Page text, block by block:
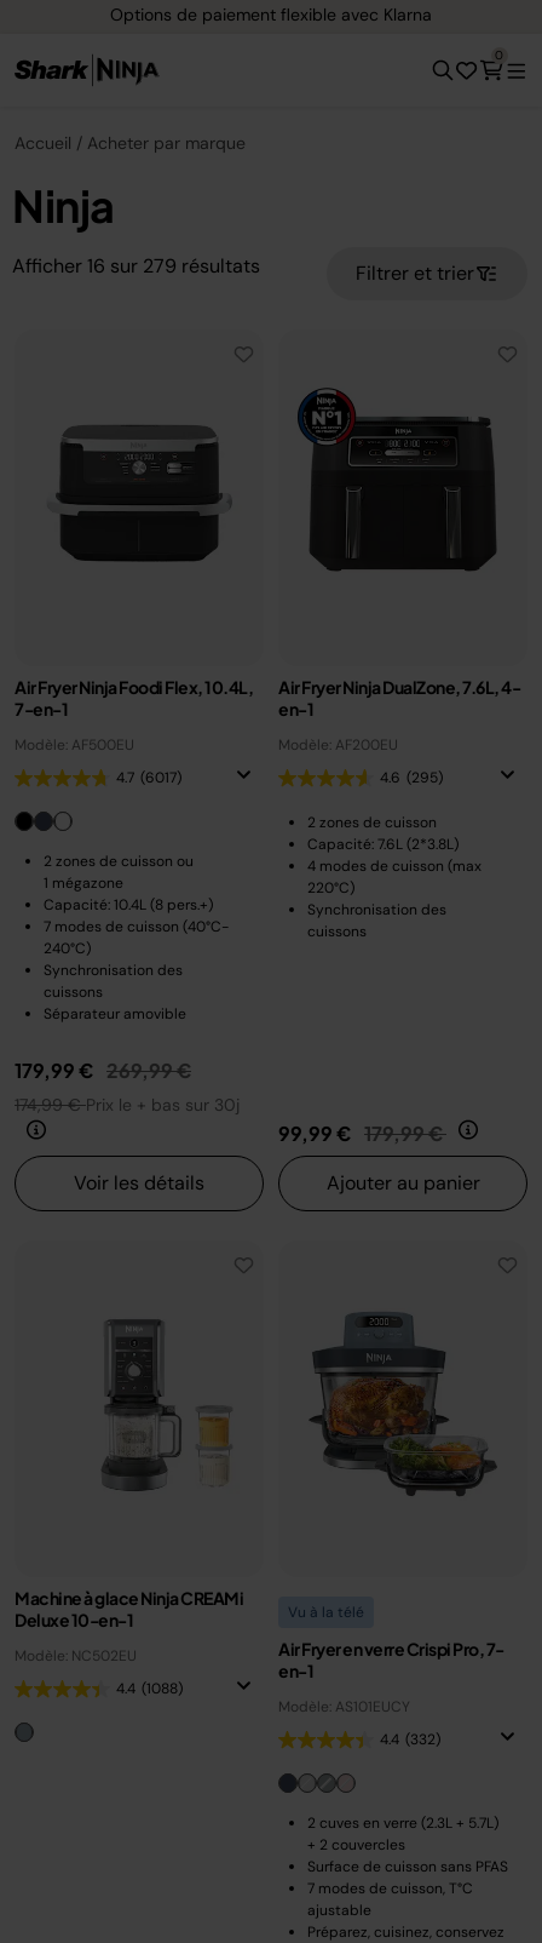
Options de paiement flexible avec Klarna
0
Accueil Acheter par marque
Ninja
Afficher 16 sur 279 résultats Filtrer et trier
Air Fryer Ninja Foodi Flex, 10.4L,
7-en-1
Modèle: AF500EU
4.7 (6017)
2 zones de cuisson ou
1 mégazone
Capacité: 10.4L (8 pers.+)
7 modes de cuisson (40°C-
240°C)
Synchronisation des
cuissons
Séparateur amovible
179,99 € Prix réduit de
269,99 €au
174,99 €Prix le + bas sur 30j
Voir les détails
Air Fryer Ninja DualZone, 7.6L, 4-
en-1
Modèle: AF200EU
4.6 (295)
2 zones de cuisson
Capacité: 7.6L (2*3.8L)
4 modes de cuisson (max
220°C)
Synchronisation des
cuissons
99,99 € Prix réduit de
179,99 € au
Ajouter au panier
Machine à glace Ninja CREAMi
Deluxe 10-en-1
Modèle: NC502EU
4.4 (1088)
Vu à la télé
Air Fryer en verre Crispi Pro, 7-
en-1
Modèle: AS101EUCY
4.4 (332)
2 cuves en verre (2.3L + 5.7L)
+ 2 couvercles
Surface de cuisson sans PFAS
7 modes de cuisson, T°C
ajustable
Préparez, cuisinez, conservez